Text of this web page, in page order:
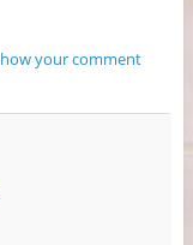
your comment